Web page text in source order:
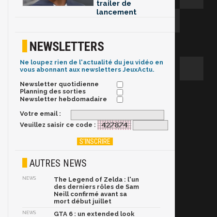
trailer de
lancement
NEWSLETTERS
Ne loupez rien de l'actualité du jeu vidéo en
vous abonnant aux newsletters JeuxActu.
Newsletter quotidienne
Planning des sorties
Newsletter hebdomadaire
Votre email :
Veuillez saisir ce code :
AUTRES NEWS
NEWS
The Legend of Zelda : l'un
des derniers rôles de Sam
Neill confirmé avant sa
mort début juillet
NEWS GTA 6 : un extended look